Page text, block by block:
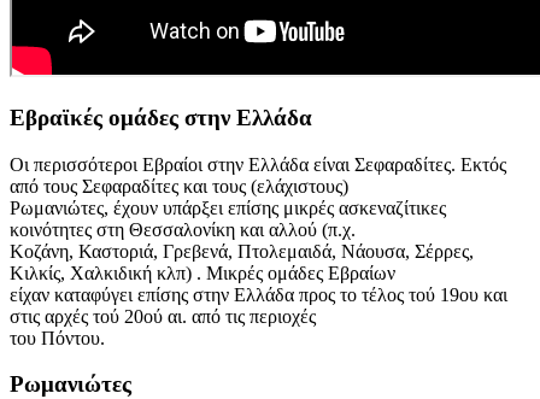
Εβραϊκές ομάδες στην Ελλάδα
Οι περισσότεροι Εβραίοι στην Ελλάδα είναι Σεφαραδίτες. Εκτός
από τους Σεφαραδίτες και τους (ελάχιστους)
Ρωμανιώτες, έχουν υπάρξει επίσης μικρές ασκεναζίτικες
κοινότητες στη Θεσσαλονίκη και αλλού (π.χ.
Κοζάνη, Καστοριά, Γρεβενά, Πτολεμαιδά, Νάουσα, Σέρρες,
Κιλκίς, Χαλκιδική κλπ) . Μικρές ομάδες Εβραίων
είχαν καταφύγει επίσης στην Ελλάδα προς το τέλος τού 19ου και
στις αρχές τού 20ού αι. από τις περιοχές
του Πόντου.
Ρωμανιώτες